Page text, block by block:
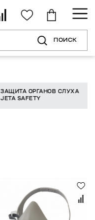
ПОИСК
Jeta Safety
ЗАЩИТА ОРГАНОВ СЛУХА
JETA SAFETY